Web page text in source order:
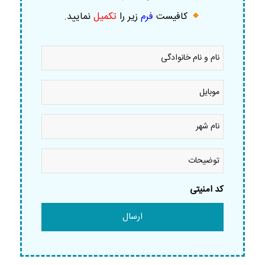
کافیست فرم زیر را تکمیلنمایید.
نام
نام
خانوادگی
موبایل
نام
شهر *
توضیحات
کد امنیتی